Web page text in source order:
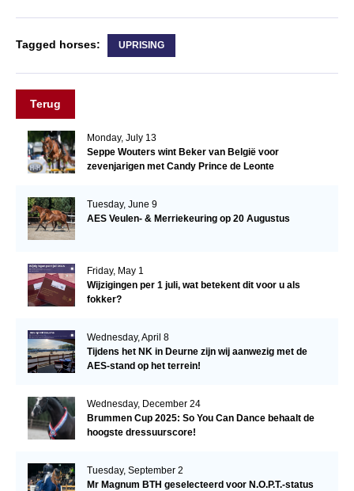
Tagged horses: UPRISING
Terug
Monday, July 13
Seppe Wouters wint Beker van België voor
zevenjarigen met Candy Prince de Leonte
Tuesday, June 9
AES Veulen- & Merriekeuring op 20 Augustus
Friday, May 1
Wijzigingen per 1 juli, wat betekent dit voor u als
fokker?
Wednesday, April 8
Tijdens het NK in Deurne zijn wij aanwezig met de
AES-stand op het terrein!
Wednesday, December 24
Brummen Cup 2025: So You Can Dance behaalt de
hoogste dressuurscore!
Tuesday, September 2
Mr Magnum BTH geselecteerd voor N.O.P.T.-status